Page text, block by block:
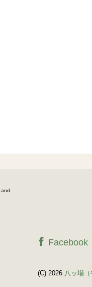
and
Facebook
(C) 2026 八ッ場